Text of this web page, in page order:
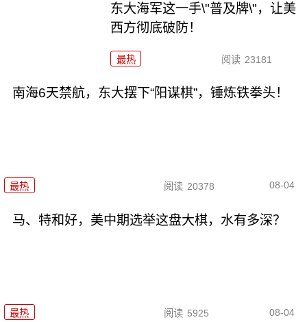
东大海军这一手\"普及牌\"，让美
西方彻底破防！
最热 阅读 23181
南海6天禁航，东大摆下“阳谋棋”，锤炼铁拳头！
最热 阅读 20378 08-04
马、特和好，美中期选举这盘大棋，水有多深？
最热 阅读 5925 08-04